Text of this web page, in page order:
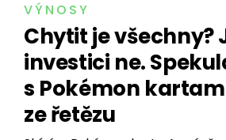
VÝNOSY
Chytit je všechny?
investici ne.
s Pokémon
ze řetězu